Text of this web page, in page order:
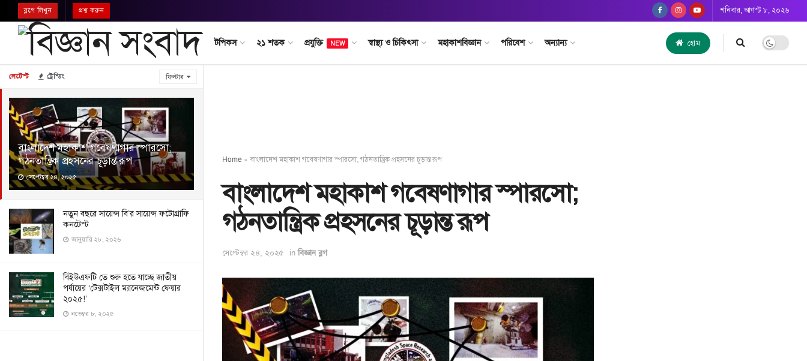
লেটেস্ট ট্রেন্ডিং ফিল্টার
বাংলাদেশ মহাকাশ গবেষণাগার স্পারসো;
গঠনতান্ত্রিক প্রহসনের চূড়ান্ত রূপ
সেপ্টেম্বর ২৪, ২০২৫
নতুন বছরে সায়েন্স বি’র সায়েন্স ফটোগ্রাফি
কনটেস্ট
জানুয়ারি ২৮, ২০২৬
বিইউএফটি তে শুরু হতে যাচ্ছে জাতীয়
পর্যায়ের ‘টেক্সটাইল ম্যানেজমেন্ট ফেয়ার
২০২৫!’
নভেম্বর ৮, ২০২৫
ব্লগে লিখুন প্রশ্ন করুন শনিবার, আগস্ট ৮, ২০২৬
টপিকস ২১ শতক প্রযুক্তি NEW স্বাস্থ্য ও চিকিৎসা মহাকাশবিজ্ঞান পরিবেশ অন্যান্য হোম
Home » বাংলাদেশ মহাকাশ গবেষণাগার স্পারসো; গঠনতান্ত্রিক প্রহসনের চূড়ান্ত রূপ
বাংলাদেশ মহাকাশ গবেষণাগার স্পারসো;
গঠনতান্ত্রিক প্রহসনের চূড়ান্ত রূপ
সেপ্টেম্বর ২৪, ২০২৫ in বিজ্ঞান ব্লগ